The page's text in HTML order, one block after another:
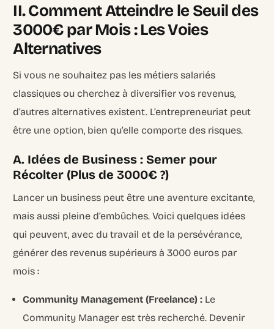
II. Comment Atteindre le Seuil des
3000€ par Mois : Les Voies
Alternatives
Si vous ne souhaitez pas les métiers salariés
classiques ou cherchez à diversifier vos revenus,
d’autres alternatives existent. L’entrepreneuriat peut
être une option, bien qu’elle comporte des risques.
A. Idées de Business : Semer pour
Récolter (Plus de 3000€ ?)
Lancer un business peut être une aventure excitante,
mais aussi pleine d’embûches. Voici quelques idées
qui peuvent, avec du travail et de la persévérance,
générer des revenus supérieurs à 3000 euros par
mois :
Community Management (Freelance) : Le
Community Manager est très recherché. Devenir